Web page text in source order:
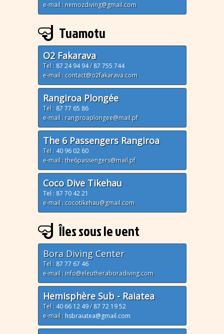
e-mail : nemozdiving@gmail.com
Tuamotu
O2 Fakarava
Tel : 87 24 94 94/87 755 744
e-mail : contact@o2fakarava.com
Rangiroa Plongée
Tel : 87 77 65 86
e-mail : rangiroaplongee@mail.pf
The 6 Passengers Rangiroa
Tel : 40 96 02 60
e-mail : the6passengers@mail.pf
Coco Dive Tikehau
Tel : 87 70 42 21
e-mail : cocotikehau@gmail.com
Îles sous le vent
Bora Diving Center
Tel : 87 77 67 46
e-mail : info@eleutheraboradiving.com
Hemisphère Sub - Raiatea
Tel : 40 66 12 49/87 72 19 52
e-mail : hsbraiatea@gmail.com